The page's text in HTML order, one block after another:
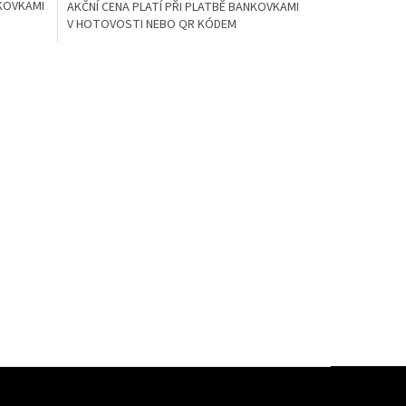
AKČNÍ CENA PLATÍ PŘI PLATBĚ BANKOVKAMI
V HOTOVOSTI NEBO QR KÓDEM